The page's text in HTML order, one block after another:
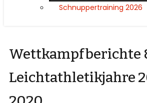
Schnuppertraining 2026
Wettkampfberichte
Leichtathletikjahre